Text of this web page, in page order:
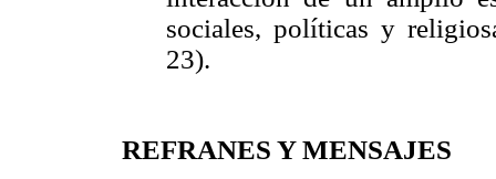
sociales, políticas y
23).
REFRANES Y MENSAJES